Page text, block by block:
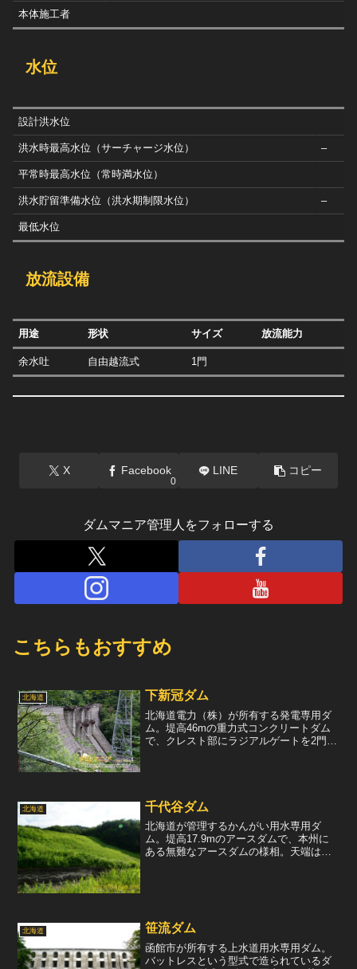
本体施工者
水位
設計洪水位
洪水時最高水位（サーチャージ水位） –
平常時最高水位（常時満水位）
洪水貯留準備水位（洪水期制限水位） –
最低水位
放流設備
用途 形状 サイズ 放流能力
余水吐 自由越流式 1門
X Facebook
0
LINE コピー
ダムマニア管理人をフォローする
こちらもおすすめ
北海道 下新冠ダム
北海道電力（株）が所有する発電専用ダ
ム。堤高46mの重力式コンクリートダム
で、クレスト部にラジアルゲートを2門装
北海道 千代谷ダム
北海道が管理するかんがい用水専用ダ
ム。堤高17.9mのアースダムで、本州に
ある無難なアースダムの様相。天端は残
北海道 笹流ダム
函館市が所有する上水道用水専用ダム。
バットレスという型式で造られているダ